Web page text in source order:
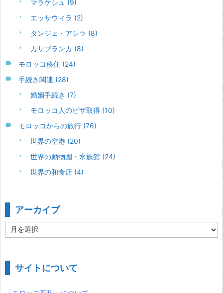
マラケシュ (9)
エッサウィラ (2)
タンジェ・アシラ (8)
カサブランカ (8)
モロッコ移住 (24)
手続き関連 (28)
婚姻手続き (7)
モロッコ人のビザ取得 (10)
モロッコからの旅行 (76)
世界の空港 (20)
世界の動物園・水族館 (24)
世界の和食店 (4)
アーカイブ
ー
サイトについて